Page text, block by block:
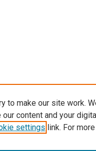
to make our site work.
content and your
settings link. For